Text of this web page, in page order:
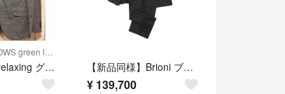
green label relaxing グリーンレーベルリラクシング セットアップスーツ グレー チェック柄 サイズ44 【新品同様】Brioni ブリオーニ スーツ super160's セットアップ サイズ 52 メンズ ジャケット 2B スラックス ウール100% ブラック 黒 イタリア製
¥ 139,700